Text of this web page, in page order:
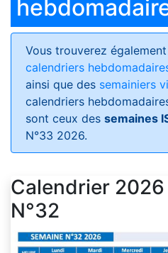
Vous trouverez
calendriers
ainsi que des semainiers
calendriers
sont ceux des semaines
N°33 2026.
Calendrier
N°32